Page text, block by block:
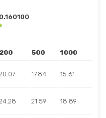
200 500 1000
17.84 15.61
21.59 18.89